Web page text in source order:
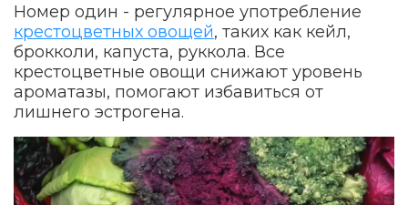
Номер один - регулярное употребление
крестоцветных овощей, таких как кейл,
брокколи, капуста, руккола. Все
крестоцветные овощи снижают уровень
ароматазы, помогают избавиться от
лишнего эстрогена.